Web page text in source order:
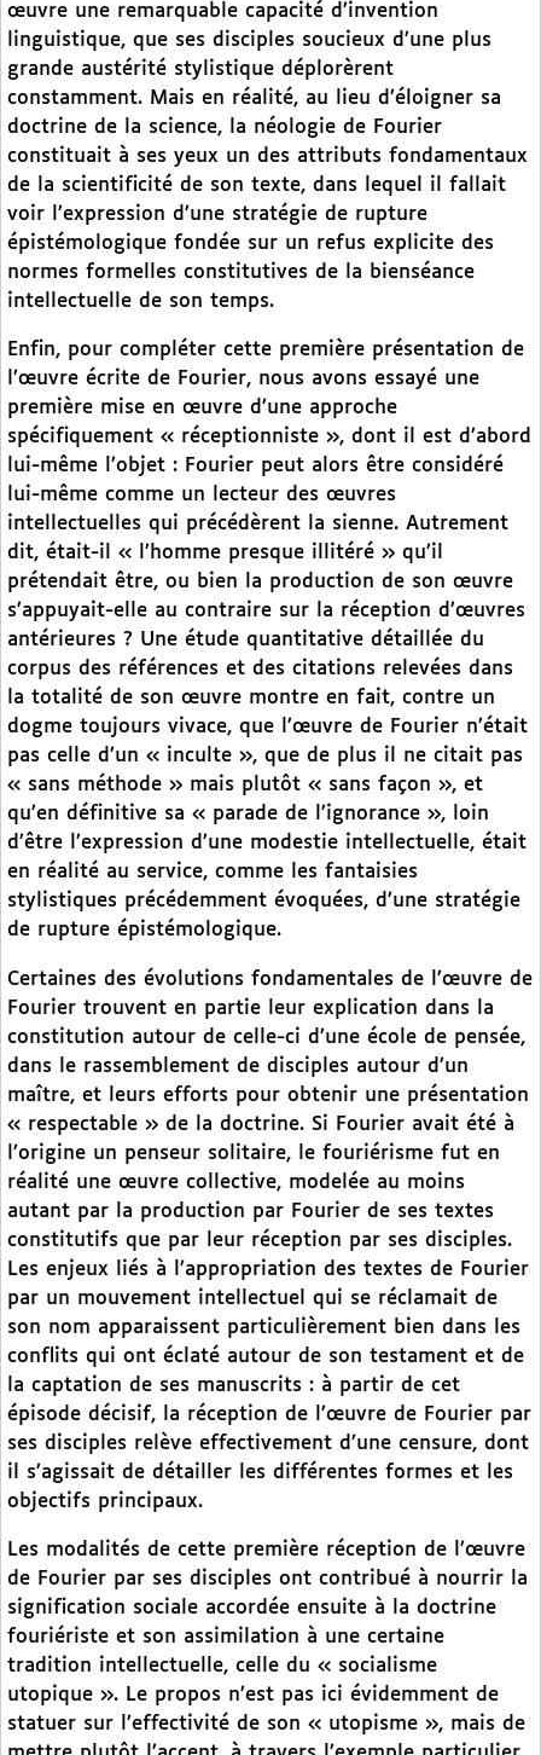
œuvre une remarquable capacité d’invention
linguistique, que ses disciples soucieux d’une plus
grande austérité stylistique déplorèrent
constamment. Mais en réalité, au lieu d’éloigner sa
doctrine de la science, la néologie de Fourier
constituait à ses yeux un des attributs fondamentaux
de la scientificité de son texte, dans lequel il fallait
voir l’expression d’une stratégie de rupture
épistémologique fondée sur un refus explicite des
normes formelles constitutives de la bienséance
intellectuelle de son temps.
Enfin, pour compléter cette première présentation de
l’œuvre écrite de Fourier, nous avons essayé une
première mise en œuvre d’une approche
spécifiquement « réceptionniste », dont il est d’abord
lui-même l’objet : Fourier peut alors être considéré
lui-même comme un lecteur des œuvres
intellectuelles qui précédèrent la sienne. Autrement
dit, était-il « l’homme presque illitéré » qu’il
prétendait être, ou bien la production de son œuvre
s’appuyait-elle au contraire sur la réception d’œuvres
antérieures ? Une étude quantitative détaillée du
corpus des références et des citations relevées dans
la totalité de son œuvre montre en fait, contre un
dogme toujours vivace, que l’œuvre de Fourier n’était
pas celle d’un « inculte », que de plus il ne citait pas
« sans méthode » mais plutôt « sans façon », et
qu’en définitive sa « parade de l’ignorance », loin
d’être l’expression d’une modestie intellectuelle, était
en réalité au service, comme les fantaisies
stylistiques précédemment évoquées, d’une stratégie
de rupture épistémologique.
Certaines des évolutions fondamentales de l’œuvre de
Fourier trouvent en partie leur explication dans la
constitution autour de celle-ci d’une école de pensée,
dans le rassemblement de disciples autour d’un
maître, et leurs efforts pour obtenir une présentation
« respectable » de la doctrine. Si Fourier avait été à
l’origine un penseur solitaire, le fouriérisme fut en
réalité une œuvre collective, modelée au moins
autant par la production par Fourier de ses textes
constitutifs que par leur réception par ses disciples.
Les enjeux liés à l’appropriation des textes de Fourier
par un mouvement intellectuel qui se réclamait de
son nom apparaissent particulièrement bien dans les
conflits qui ont éclaté autour de son testament et de
la captation de ses manuscrits : à partir de cet
épisode décisif, la réception de l’œuvre de Fourier par
ses disciples relève effectivement d’une censure, dont
il s’agissait de détailler les différentes formes et les
objectifs principaux.
Les modalités de cette première réception de l’œuvre
de Fourier par ses disciples ont contribué à nourrir la
signification sociale accordée ensuite à la doctrine
fouriériste et son assimilation à une certaine
tradition intellectuelle, celle du « socialisme
utopique ». Le propos n’est pas ici évidemment de
statuer sur l’effectivité de son « utopisme », mais de